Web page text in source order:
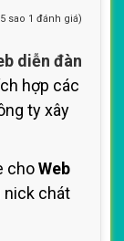
5 sao 1 đánh giá)
diễn đàn
hợp các
ty xây
choWeb
nick chát